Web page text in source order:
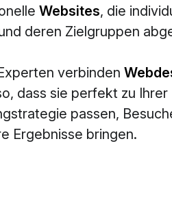
Websites, die
deren Zielgruppen
verbinden
dass sie perfekt zu Ihrer
passen,
Ergebnisse bringen.